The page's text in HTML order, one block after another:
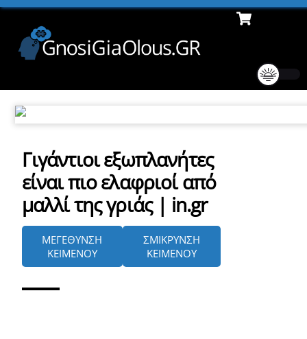
Skip
content
Cart
Γιγάντιοι εξωπλανήτες
είναι πιο ελαφριοί από
μαλλί της γριάς | in.gr
ΜΕΓΕΘΥΝΣΗ
ΚΕΙΜΕΝΟΥ
ΣΜΙΚΡΥΝΣΗ
ΚΕΙΜΕΝΟΥ